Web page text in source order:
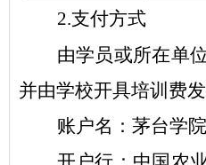
2.支付方式
由学员或所在单
并由学校开具培训费发
账户名 ：茅台学院